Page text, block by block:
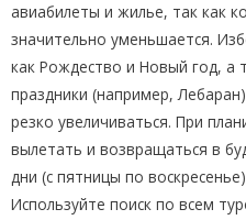
авиабилеты и жилье, так как
значительно уменьшается.
как Рождество и Новый год, а
праздники (например,
резко увеличиваться. При
вылетать и возвращаться в
дни (с пятницы по
Используйте поиск по всем